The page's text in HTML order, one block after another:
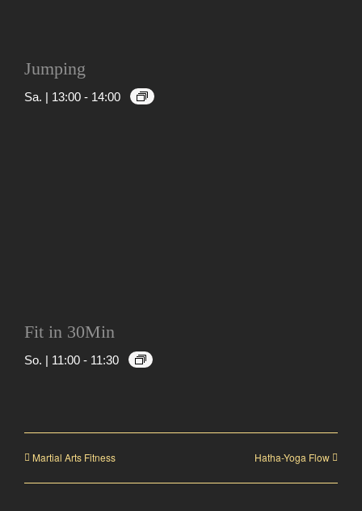
Jumping
Sa. | 13:00 - 14:00
Fit in 30Min
So. | 11:00 - 11:30
Martial Arts Fitness Hatha-Yoga Flow